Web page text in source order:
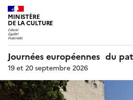
MINISTÈRE
DE LA CULTURE
Journées européennes du
19 et 20 septembre 2026